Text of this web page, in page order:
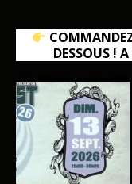
DESSOUS !